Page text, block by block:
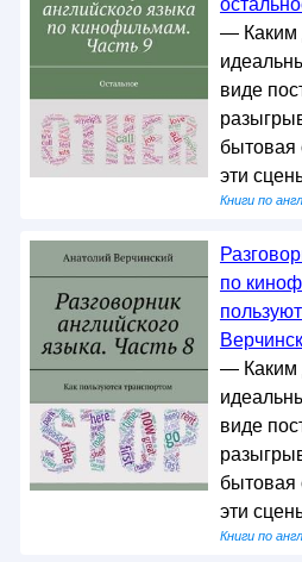
— Каким
виде
бытовая
эти
Книги по
по
— Каким
виде
бытовая
эти
Книги по